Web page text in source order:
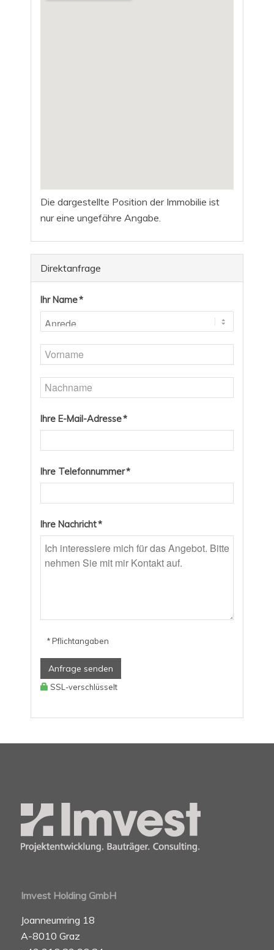
Die dargestellte Position der Immobilie ist
nur eine ungefähre Angabe.
Direktanfrage
Ihr Name *
Ihre E-Mail-Adresse *
Ihre Telefonnummer *
Ihre Nachricht *
* Pflichtangaben
Anfrage senden
SSL-verschlüsselt
Imvest Holding GmbH
Joanneumring 18
A-8010 Graz